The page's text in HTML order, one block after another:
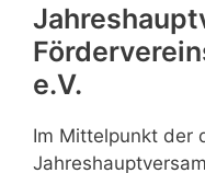
e.V.
Im Mittelpunkt der